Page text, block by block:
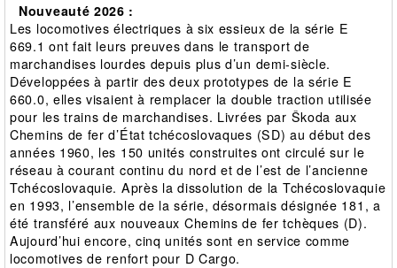
Nouveauté 2026 :
Les locomotives électriques à six essieux de la série E
669.1 ont fait leurs preuves dans le transport de
marchandises lourdes depuis plus d’un demi-siècle.
Développées à partir des deux prototypes de la série E
660.0, elles visaient à remplacer la double traction utilisée
pour les trains de marchandises. Livrées par Škoda aux
Chemins de fer d’État tchécoslovaques (SD) au début des
années 1960, les 150 unités construites ont circulé sur le
réseau à courant continu du nord et de l’est de l’ancienne
Tchécoslovaquie. Après la dissolution de la Tchécoslovaquie
en 1993, l’ensemble de la série, désormais désignée 181, a
été transféré aux nouveaux Chemins de fer tchèques (D).
Aujourd’hui encore, cinq unités sont en service comme
locomotives de renfort pour D Cargo.